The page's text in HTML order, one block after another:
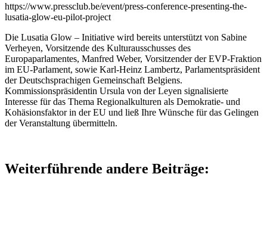
https://www.pressclub.be/event/press-conference-presenting-the-
lusatia-glow-eu-pilot-project
Die Lusatia Glow – Initiative wird bereits unterstützt von Sabine
Verheyen, Vorsitzende des Kulturausschusses des
Europaparlamentes, Manfred Weber, Vorsitzender der EVP-Fraktion
im EU-Parlament, sowie Karl-Heinz Lambertz, Parlamentspräsident
der Deutschsprachigen Gemeinschaft Belgiens.
Kommissionspräsidentin Ursula von der Leyen signalisierte
Interesse für das Thema Regionalkulturen als Demokratie- und
Kohäsionsfaktor in der EU und ließ Ihre Wünsche für das Gelingen
der Veranstaltung übermitteln.
Weiterführende andere Beiträge: